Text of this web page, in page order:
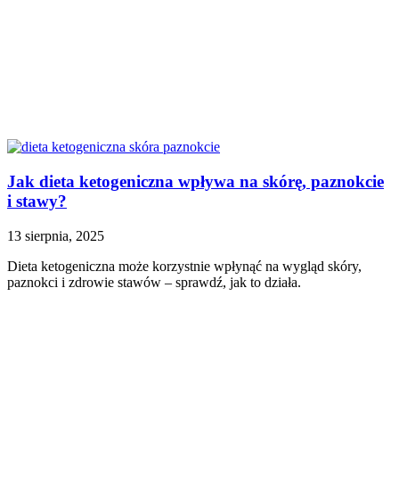
Jak dieta ketogeniczna wpływa na skórę, paznokcie
i stawy?
13 sierpnia, 2025
Dieta ketogeniczna może korzystnie wpłynąć na wygląd skóry,
paznokci i zdrowie stawów – sprawdź, jak to działa.